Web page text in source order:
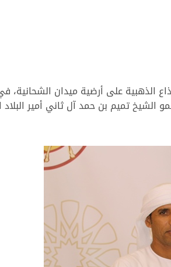
الذهبية على أرضية ميدان الشحانية،
تميم بن حمد آل ثاني أمير